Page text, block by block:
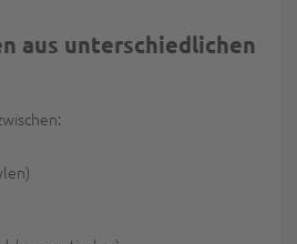
aus unterschiedlichen